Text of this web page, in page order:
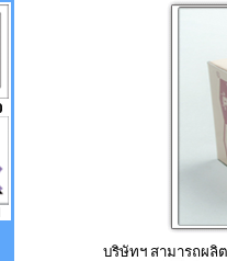
บริษัทฯ สามารถผลิ